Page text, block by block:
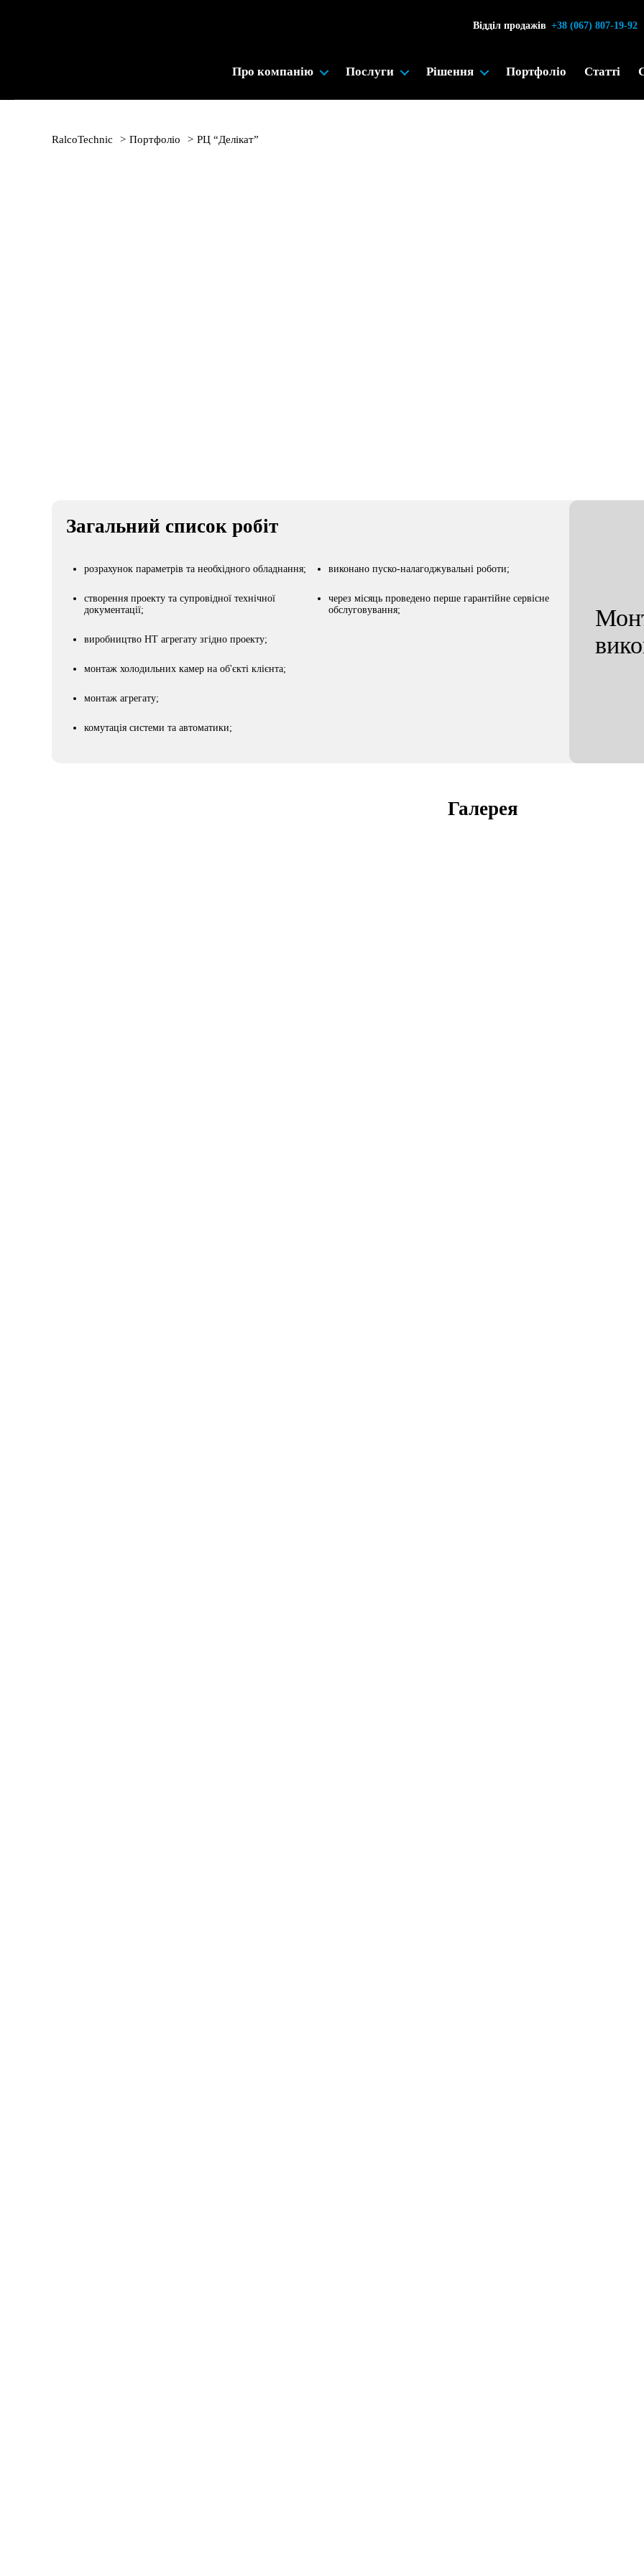
Відділ продажів +38 (067) 807-19-92
Про компанію Послуги Рішення Портфоліо Статті
RalcoTechnic > Портфоліо > РЦ “Делікат”
Загальний список робіт
розрахунок параметрів та необхідного обладнання;
створення проекту та супровідної технічної
документації;
виробництво НТ агрегату згідно проекту;
монтаж холодильних камер на об'єкті клієнта;
монтаж агрегату;
комутація системи та автоматики;
виконано пуско-налагоджувальні роботи;
через місяць проведено перше гарантійне сервісне
обслуговування;
Галерея